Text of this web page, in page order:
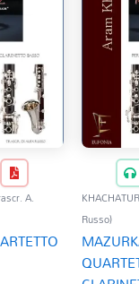
A.
Russo)